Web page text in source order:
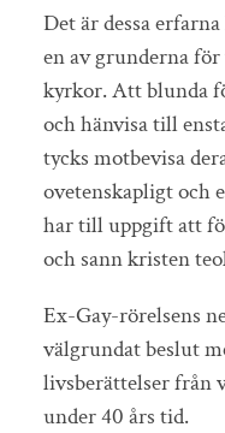
Det är dessa
en av grunderna
kyrkor. Att blunda
och hänvisa till
tycks motbevisa
ovetenskapligt och
har till uppgift att
och sann kristen
Ex-Gay-rörelsens
välgrundat beslut
livsberättelser från
under 40 års tid.